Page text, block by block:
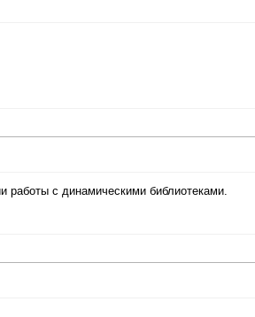
с динамическими библиотеками.